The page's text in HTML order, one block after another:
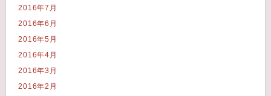
2016年7月
2016年6月
2016年5月
2016年4月
2016年3月
2016年2月